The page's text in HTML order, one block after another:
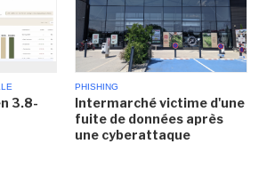
3.8-
PHISHING
Intermarché victime d'une
fuite de données après
une cyberattaque